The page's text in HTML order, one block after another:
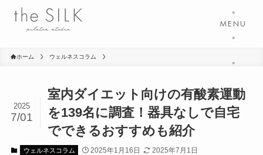
・
・
・
MENU
ホーム ウェルネスコラム
室内ダイエット向けの有酸素運動
を139名に調査！器具なしで自宅
でできるおすすめも紹介
2025
7/01
ウェルネスコラム 2025年1月16日 2025年7月1日